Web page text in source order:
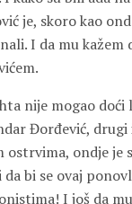
je, skoro kao
I da mu kažem
nije mogao
Đorđević,
ostrvima, ondje je
da bi se ovaj
I još da